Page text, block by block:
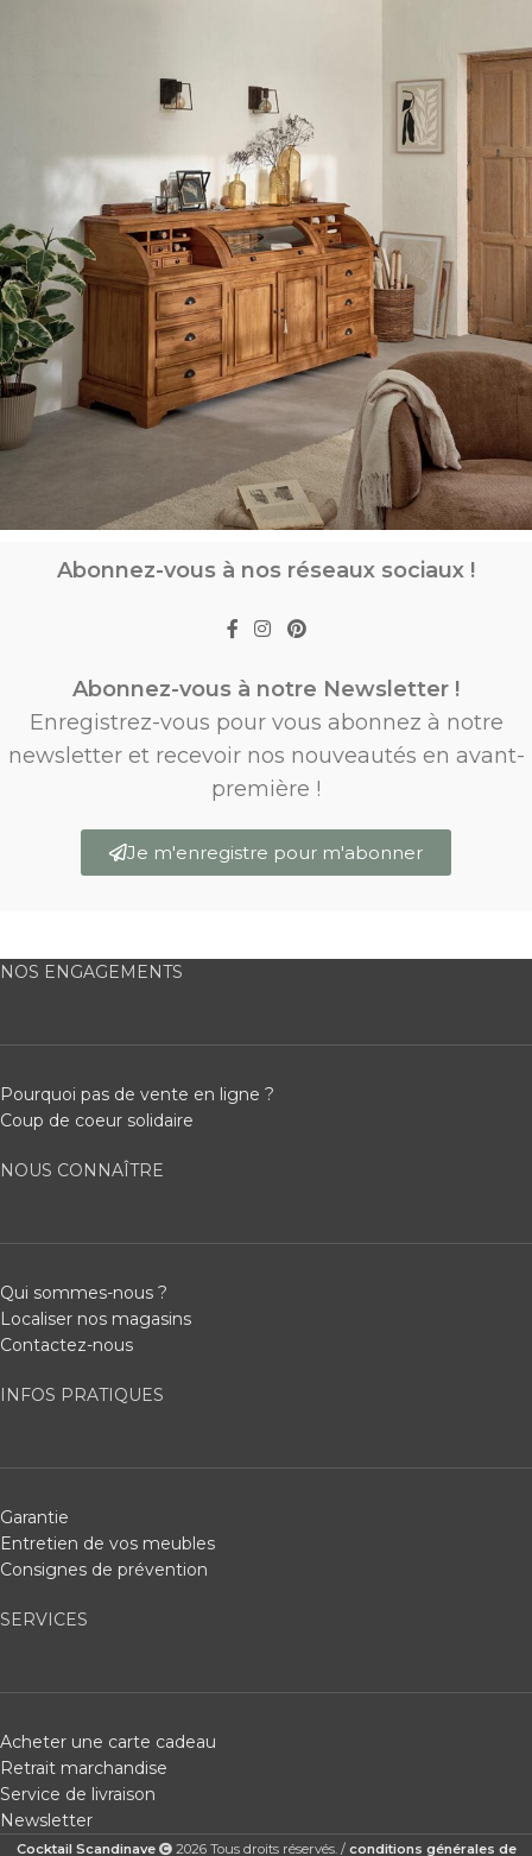
Abonnez-vous à nos réseaux sociaux !
Abonnez-vous à notre Newsletter !
Enregistrez-vous pour vous abonnez à notre
newsletter et recevoir nos nouveautés en avant-
première !
Je m'enregistre pour m'abonner
NOS ENGAGEMENTS
Pourquoi pas de vente en ligne ?
Coup de coeur solidaire
NOUS CONNAÎTRE
Qui sommes-nous ?
Localiser nos magasins
Contactez-nous
INFOS PRATIQUES
Garantie
Entretien de vos meubles
Consignes de prévention
SERVICES
Acheter une carte cadeau
Retrait marchandise
Service de livraison
Newsletter
Cocktail Scandinave 2026 Tous droits réservés. / conditions générales de